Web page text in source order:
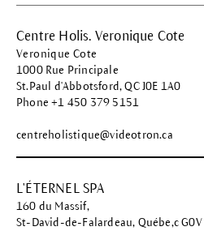
Centre Holis. Veronique Cote
Veronique Cote
1000 Rue Principale
St.Paul d'Abbotsford, QC J0E 1A0
Phone +1 450 379 5151
centreholistique@videotron.ca
L'ÉTERNEL SPA
160 du Massif,
St-David-de-Falardeau, Québe,c G0V